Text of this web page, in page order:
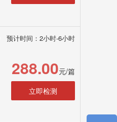
预计时间：2小时-6小时
288.00元/篇
立即检测